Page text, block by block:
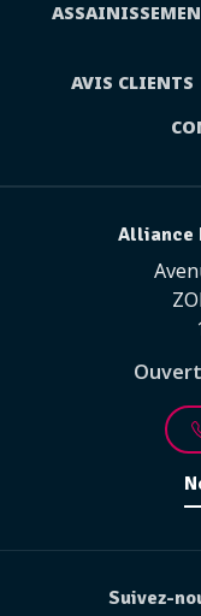
AVIS CLIENTS
Alliance
Suivez-